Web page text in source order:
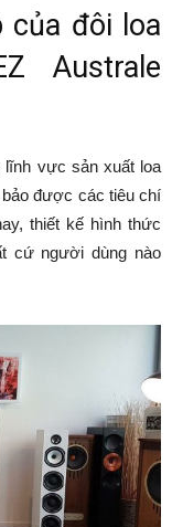
của đôi loa
Australe
lĩnh vực sản xuất loa
được các tiêu chí
thiết kế hình thức
cứ người dùng nào